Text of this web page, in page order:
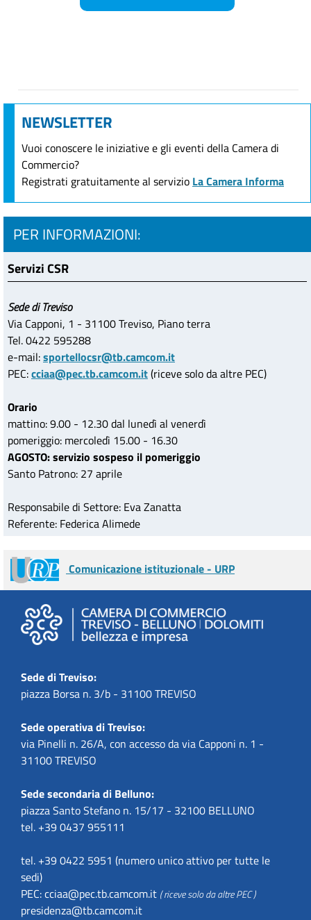
NEWSLETTER
Vuoi conoscere le iniziative e gli eventi della Camera di
Commercio?
Registrati gratuitamente al servizio La Camera Informa
PER INFORMAZIONI:
Servizi CSR
Sede di Treviso
Via Capponi, 1 - 31100 Treviso, Piano terra
Tel. 0422 595288
e-mail:sportellocsr@tb.camcom.it
PEC:cciaa@pec.tb.camcom.it(riceve solo da altre PEC)
Orario
mattino: 9.00 - 12.30 dal lunedì al venerdì
pomeriggio: mercoledì 15.00 - 16.30
AGOSTO: servizio sospeso il pomeriggio
Santo Patrono: 27 aprile
Responsabile di Settore: Eva Zanatta
Referente: Federica Alimede
Comunicazione istituzionale - URP
Sede di Treviso:
piazza Borsa n. 3/b - 31100 TREVISO
Sede operativa di Treviso:
via Pinelli n. 26/A, con accesso da via Capponi n. 1 -
31100 TREVISO
Sede secondaria di Belluno:
piazza Santo Stefano n. 15/17 - 32100 BELLUNO
tel. +39 0437 955111
tel. +39 0422 5951 (numero unico attivo per tutte le
sedi)
PEC:cciaa@pec.tb.camcom.it ( riceve solo da altre PEC )
presidenza@tb.camcom.it